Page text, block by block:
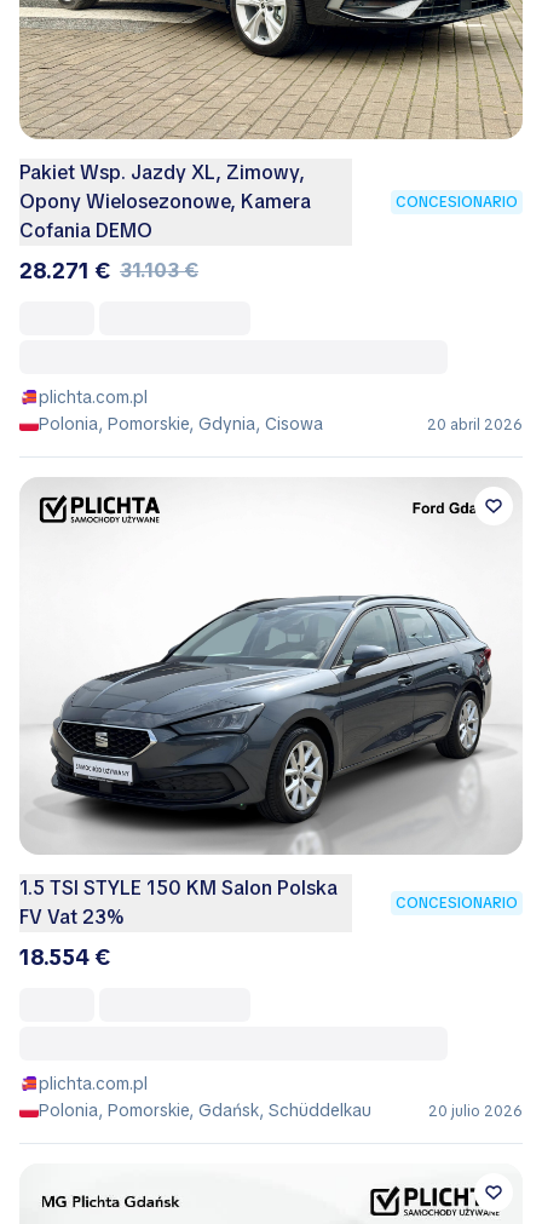
Pakiet Wsp. Jazdy XL, Zimowy,
Opony Wielosezonowe, Kamera
Cofania DEMO
CONCESIONARIO
28.271 € 31.103 €
plichta.com.pl
Polonia, Pomorskie, Gdynia, Cisowa
20 abril 2026
1.5 TSI STYLE 150 KM Salon Polska
FV Vat 23%
CONCESIONARIO
18.554 €
plichta.com.pl
Polonia, Pomorskie, Gdańsk, Schüddelkau
20 julio 2026